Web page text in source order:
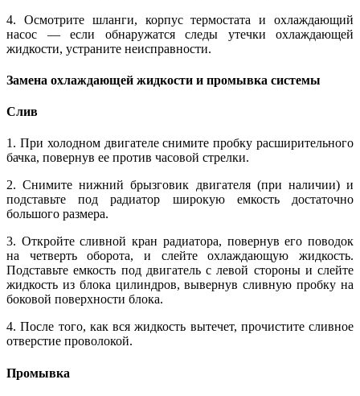
4. Осмотрите шланги, корпус термостата и охлаждающий
насос — если обнаружатся следы утечки охлаждающей
жидкости, устраните неисправности.
Замена охлаждающей жидкости и промывка системы
Слив
1. При холодном двигателе снимите пробку расширительного
бачка, повернув ее против часовой стрелки.
2. Снимите нижний брызговик двигателя (при наличии) и
подставьте под радиатор широкую емкость достаточно
большого размера.
3. Откройте сливной кран радиатора, повернув его поводок
на четверть оборота, и слейте охлаждающую жидкость.
Подставьте емкость под двигатель с левой стороны и слейте
жидкость из блока цилиндров, вывернув сливную пробку на
боковой поверхности блока.
4. После того, как вся жидкость вытечет, прочистите сливное
отверстие проволокой.
Промывка